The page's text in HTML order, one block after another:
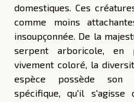
domestiques. Ces
comme moins
insoupçonnée. De la
serpent arboricole,
vivement coloré, la
espèce possède son
spécifique, qu'il s'agisse